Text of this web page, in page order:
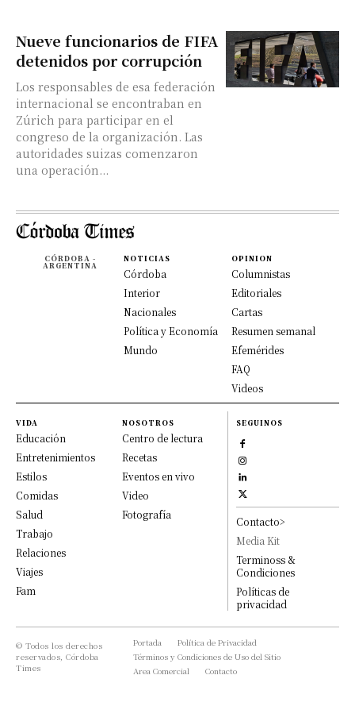
Nueve funcionarios de FIFA
detenidos por corrupción
Los responsables de esa federación
internacional se encontraban en
Zúrich para participar en el
congreso de la organización. Las
autoridades suizas comenzaron
una operación...
CÓRDOBA -
ARGENTINA
NOTICIAS
Córdoba
Interior
Nacionales
Política y Economía
Mundo
OPINION
Columnistas
Editoriales
Cartas
Resumen semanal
Efemérides
FAQ
Videos
VIDA
Educación
Entretenimientos
Estilos
Comidas
Salud
Trabajo
Relaciones
Viajes
Fam
NOSOTROS
Centro de lectura
Recetas
Eventos en vivo
Video
Fotografía
SEGUINOS
Contacto>
Media Kit
Terminoss &
Condiciones
Políticas de
privacidad
© Todos los derechos
reservados, Córdoba
Times
Portada
Política de Privacidad
Términos y Condiciones de Uso del Sitio
Area Comercial
Contacto